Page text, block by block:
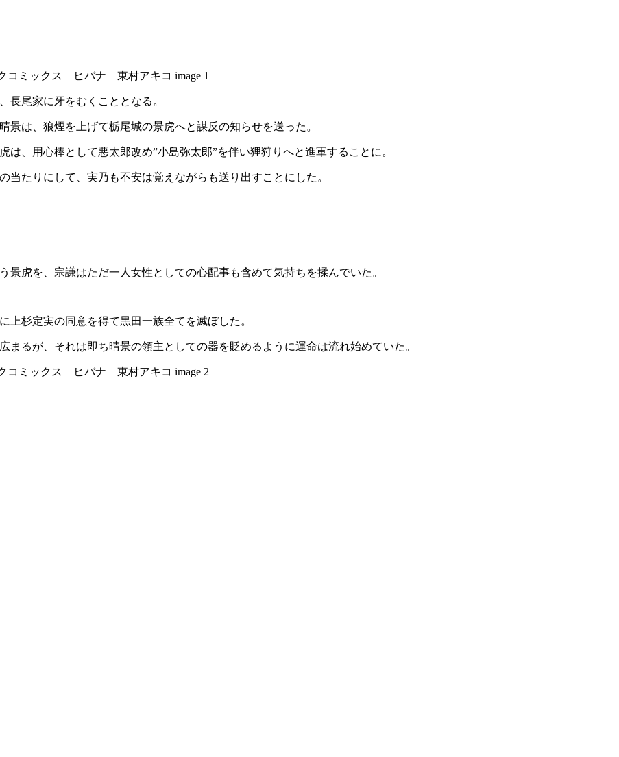
長尾家に牙をむくこととなる。
は、狼煙を上げて栃尾城の景虎へと謀反の知らせを送った。
、用心棒として悪太郎改め”小島弥太郎”を伴い狸狩りへと進軍することに。
たりにして、実乃も不安は覚えながらも送り出すことにした。
虎を、宗謙はただ一人女性としての心配事も含めて気持ちを揉んでいた。
杉定実の同意を得て黒田一族全てを滅ぼした。
るが、それは即ち晴景の領主としての器を貶めるように運命は流れ始めていた。